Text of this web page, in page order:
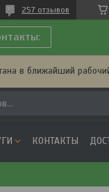
257 отзывов
в ближайший
КОНТАКТЫ